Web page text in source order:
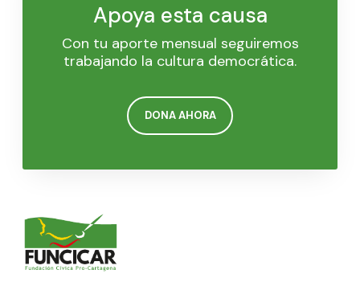
Apoya esta causa
Con tu aporte mensual seguiremos
trabajando la cultura democrática.
DONA AHORA